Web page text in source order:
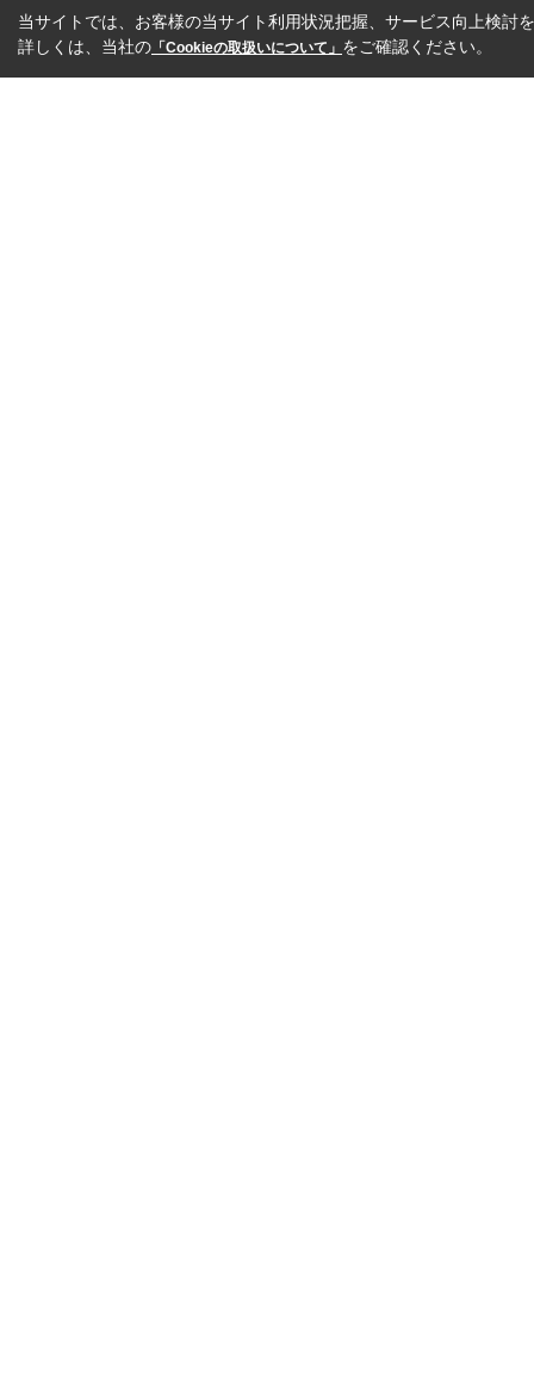
当サイトでは、お客様の当サイト利用状況把握、サービス向上検討
詳しくは、当社の 「Cookieの取扱いについて」 をご確認ください。